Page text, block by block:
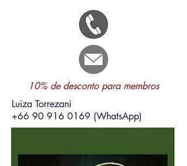
10% de desconto para membros
Luiza Torrezani
+66 90 916 0169 (WhatsApp)